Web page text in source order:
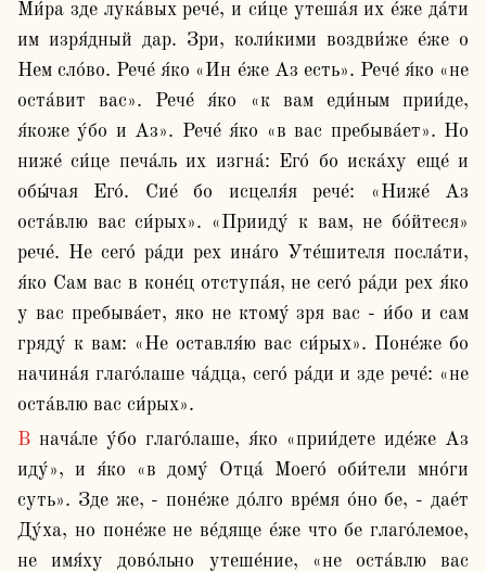
Ми́ра зде лука́вых рече́, и си́це утеша́я их е́же да́ти
им изря́дный дар. Зри, коли́кими воздви́же е́же о
Нем сло́во. Рече́ я́ко «Ин е́же Аз есть». Рече́ я́ко «не
оста́вит вас». Рече́ я́ко «к вам еди́ным прии́де,
я́коже у́бо и Аз». Рече́ я́ко «в вас пребыва́ет». Но
ниже́ си́це печа́ль их изгна́: Его́ бо иска́ху еще́ и
обы́чая Его́. Сие́ бо исцеля́я рече́: «Ниже́ Аз
оста́влю вас си́рых». «Прииду́ к вам, не бо́йтеся»
рече́. Не сего́ ра́ди рех ина́го Уте́шителя посла́ти,
я́ко Сам вас в коне́ц отступа́я, не сего́ ра́ди рех я́ко
у вас пребыва́ет, яко не ктому́ зря вас - и́бо и сам
гряду́ к вам: «Не оставля́ю вас си́рых». Поне́же бо
начина́я глаго́лаше ча́дца, сего́ ра́ди и зде рече́: «не
оста́влю вас си́рых».
В нача́ле у́бо глаго́лаше, я́ко «прии́дете иде́же Аз
иду́», и я́ко «в дому́ Отца́ Моего́ оби́тели мно́ги
суть». Зде же, - поне́же до́лго вре́мя о́но бе, - дае́т
Ду́ха, но поне́же не ве́дяще е́же что бе глаго́лемое,
не имя́ху дово́льно утеше́ние, «не оста́влю вас